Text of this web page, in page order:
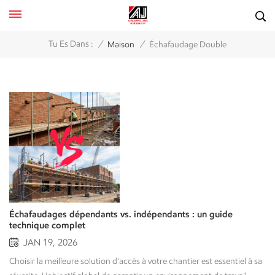
Tu Es Dans : / Maison / Échafaudage Double
Échafaudages dépendants vs. indépendants : un guide
technique complet
JAN 19, 2026
Choisir la meilleure solution d'accès à votre chantier est essentiel à sa